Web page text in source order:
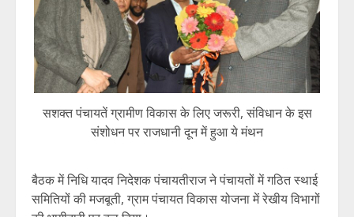
सशक्त पंचायतें ग्रामीण विकास के लिए जरूरी, संविधान के इस
संशोधन पर राजधानी दून में हुआ ये मंथन
बैठक में निधि यादव निदेशक पंचायतीराज ने पंचायतों में गठित स्थाई
समितियों की मजबूती, ग्राम पंचायत विकास योजना में रेखीय विभागों